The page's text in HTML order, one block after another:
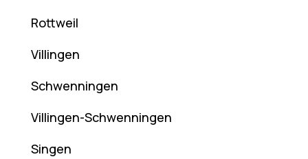
Rottweil
Villingen
Schwenningen
Villingen-Schwenningen
Singen